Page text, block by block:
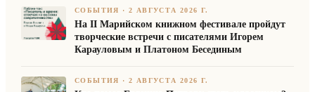
СОБЫТИЯ ·2 АВГУСТА 2026 Г.
На II Марийском книжном фестивале пройдут
творческие встречи с писателями Игорем
Карауловым и Платоном Бесединым
СОБЫТИЯ ·2 АВГУСТА 2026 Г.